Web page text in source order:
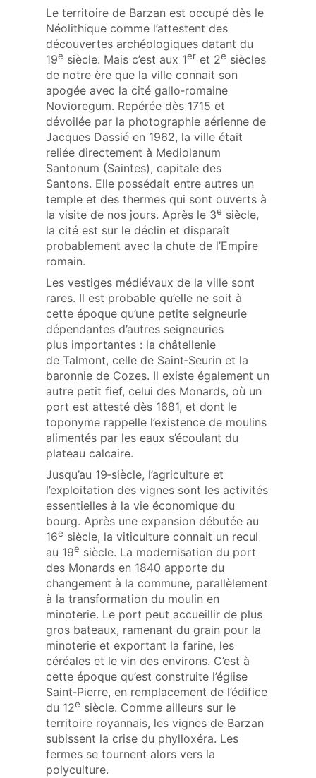
Le territoire de Barzan est occupé dès le
Néolithique comme l’attestent des
découvertes archéologiques datant du
19e siècle. Mais c’est aux 1er et 2e siècles
de notre ère que la ville connait son
apogée avec la cité gallo‑romaine
Novioregum. Repérée dès 1715 et
dévoilée par la photographie aérienne de
Jacques Dassié en 1962, la ville était
reliée directement à Mediolanum
Santonum (Saintes), capitale des
Santons. Elle possédait entre autres un
temple et des thermes qui sont ouverts à
la visite de nos jours. Après le 3e siècle,
la cité est sur le déclin et disparaît
probablement avec la chute de l’Empire
romain.
Les vestiges médiévaux de la ville sont
rares. Il est probable qu’elle ne soit à
cette époque qu’une petite seigneurie
dépendantes d’autres seigneuries
plus importantes : la châtellenie
de Talmont, celle de Saint‑Seurin et la
baronnie de Cozes. Il existe également un
autre petit fief, celui des Monards, où un
port est attesté dès 1681, et dont le
toponyme rappelle l’existence de moulins
alimentés par les eaux s’écoulant du
plateau calcaire.
Jusqu’au 19‑siècle, l’agriculture et
l’exploitation des vignes sont les activités
essentielles à la vie économique du
bourg. Après une expansion débutée au
16e siècle, la viticulture connait un recul
au 19e siècle. La modernisation du port
des Monards en 1840 apporte du
changement à la commune, parallèlement
à la transformation du moulin en
minoterie. Le port peut accueillir de plus
gros bateaux, ramenant du grain pour la
minoterie et exportant la farine, les
céréales et le vin des environs. C’est à
cette époque qu’est construite l’église
Saint‑Pierre, en remplacement de l’édifice
du 12e siècle. Comme ailleurs sur le
territoire royannais, les vignes de Barzan
subissent la crise du phylloxéra. Les
fermes se tournent alors vers la
polyculture.